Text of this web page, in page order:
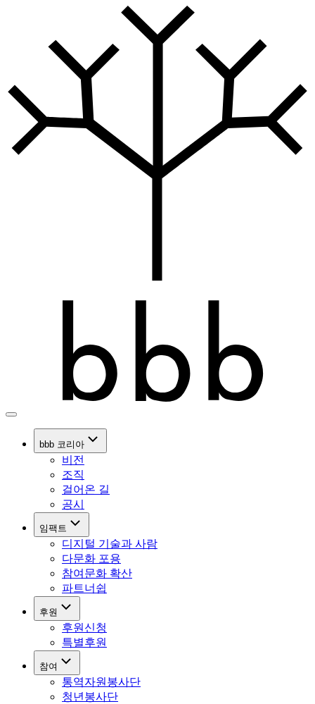
bbb 코리아
비전
조직
걸어온 길
공시
임팩트
디지털 기술과 사람
다문화 포용
참여문화 확산
파트너쉽
후원
후원신청
특별후원
참여
통역자원봉사단
청년봉사단